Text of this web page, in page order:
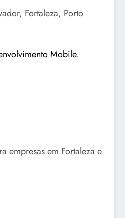
Fortaleza, Porto
Mobile.
empresas em Fortaleza e